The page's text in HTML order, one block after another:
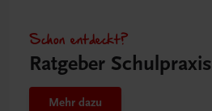
Schon entdeckt?
Ratgeber Schulpraxis
Mehr dazu